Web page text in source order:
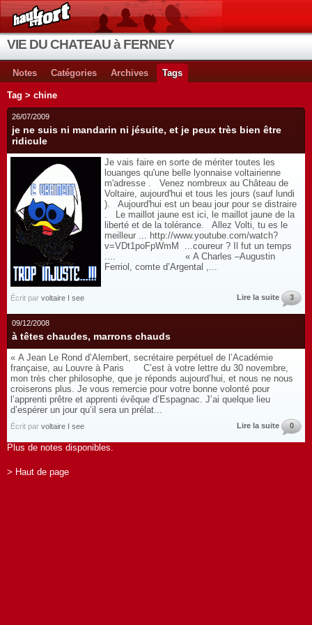
VIE DU CHATEAU à FERNEY
Notes Catégories Archives Tags
Tag > chine
26/07/2009
je ne suis ni mandarin ni jésuite, et je peux très bien être
ridicule
Je vais faire en sorte de mériter toutes les
louanges qu'une belle lyonnaise voltairienne
m'adresse . Venez nombreux au Château de
Voltaire, aujourd'hui et tous les jours (sauf lundi
). Aujourd'hui est un beau jour pour se distraire
. Le maillot jaune est ici, le maillot jaune de la
liberté et de la tolérance. Allez Volti, tu es le
meilleur ... http://www.youtube.com/watch?
v=VDt1poFpWmM ...coureur ? Il fut un temps
.... « A Charles –Augustin
Ferriol, comte d’Argental ,...
Écrit par voltaire I see Lire la suite 3
09/12/2008
à têtes chaudes, marrons chauds
« A Jean Le Rond d’Alembert, secrétaire perpétuel de l’Académie
française, au Louvre à Paris C’est à votre lettre du 30 novembre,
mon très cher philosophe, que je réponds aujourd’hui, et nous ne nous
croiserons plus. Je vous remercie pour votre bonne volonté pour
l’apprenti prêtre et apprenti évêque d’Espagnac. J’ai quelque lieu
d’espérer un jour qu’il sera un prélat...
Écrit par voltaire I see Lire la suite 0
Plus de notes disponibles.
> Haut de page